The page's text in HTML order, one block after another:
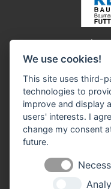
Impressum
Cookie-
Baustoffe
In der
53639
Mail:
We use cookies!
This site uses third-
technologies to
improve and display
users' interests. I
change my consent
future.